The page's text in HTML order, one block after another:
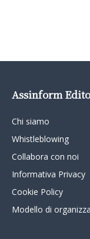
Assinform
Chi siamo
Whistleblowing
Collabora con noi
Informativa Privacy
Cookie Policy
Modello di